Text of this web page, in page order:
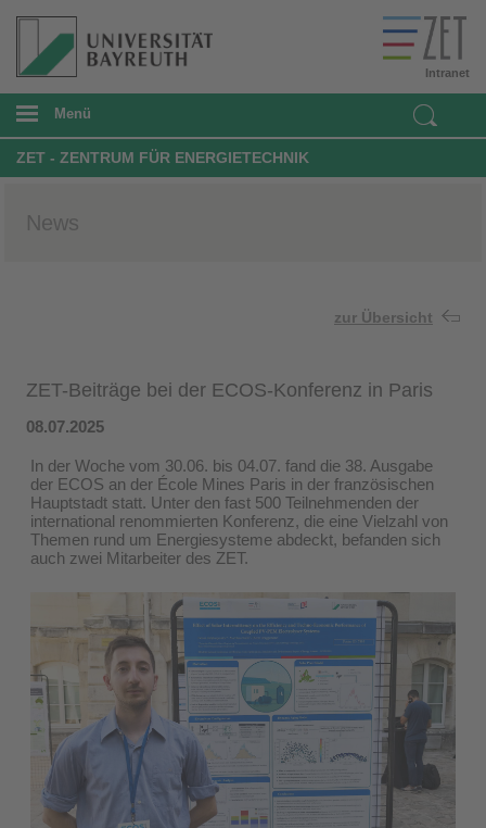
Intranet
Menü
ZET - ZENTRUM FÜR ENERGIETECHNIK
News
zur Übersicht
ZET-Beiträge bei der ECOS-Konferenz in Paris
08.07.2025
In der Woche vom 30.06. bis 04.07. fand die 38. Ausgabe
der ECOS an der École Mines Paris in der französischen
Hauptstadt statt. Unter den fast 500 Teilnehmenden der
international renommierten Konferenz, die eine Vielzahl von
Themen rund um Energiesysteme abdeckt, befanden sich
auch zwei Mitarbeiter des ZET.